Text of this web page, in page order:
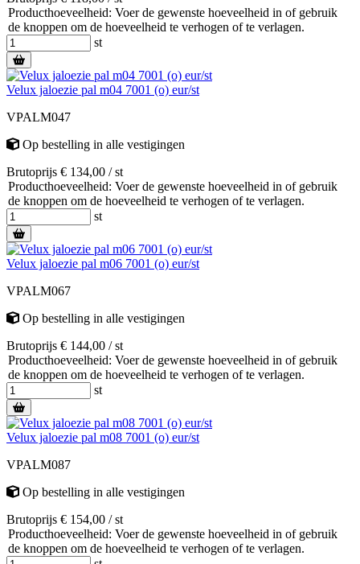
Producthoeveelheid: Voer de gewenste hoeveelheid in of gebruik
de knoppen om de hoeveelheid te verhogen of te verlagen.
st
Velux jaloezie pal m04 7001 (o) eur/st
VPALM047
Op bestelling in alle vestigingen
Brutoprijs € 134,00 / st
Producthoeveelheid: Voer de gewenste hoeveelheid in of gebruik
de knoppen om de hoeveelheid te verhogen of te verlagen.
st
Velux jaloezie pal m06 7001 (o) eur/st
VPALM067
Op bestelling in alle vestigingen
Brutoprijs € 144,00 / st
Producthoeveelheid: Voer de gewenste hoeveelheid in of gebruik
de knoppen om de hoeveelheid te verhogen of te verlagen.
st
Velux jaloezie pal m08 7001 (o) eur/st
VPALM087
Op bestelling in alle vestigingen
Brutoprijs € 154,00 / st
Producthoeveelheid: Voer de gewenste hoeveelheid in of gebruik
de knoppen om de hoeveelheid te verhogen of te verlagen.